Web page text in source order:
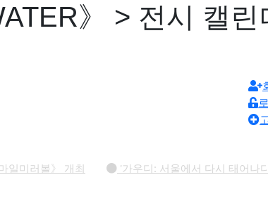
》 > 전시 캘린
일미러볼》 개최
'가우디: 서울에서 다시 태어나
as Art Object》 개최